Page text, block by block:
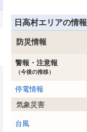
日高村エリアの情報
防災情報
警報・注意報
（今後の推移）
停電情報
気象災害
台風